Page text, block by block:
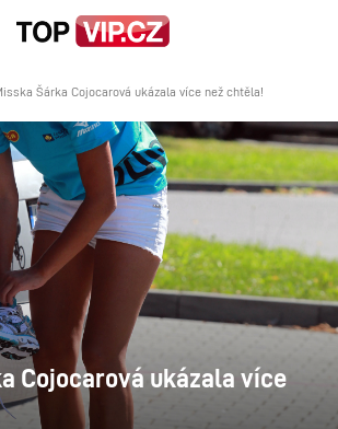
Šárka Cojocarová ukázala více než chtěla!
Cojocarová ukázala více